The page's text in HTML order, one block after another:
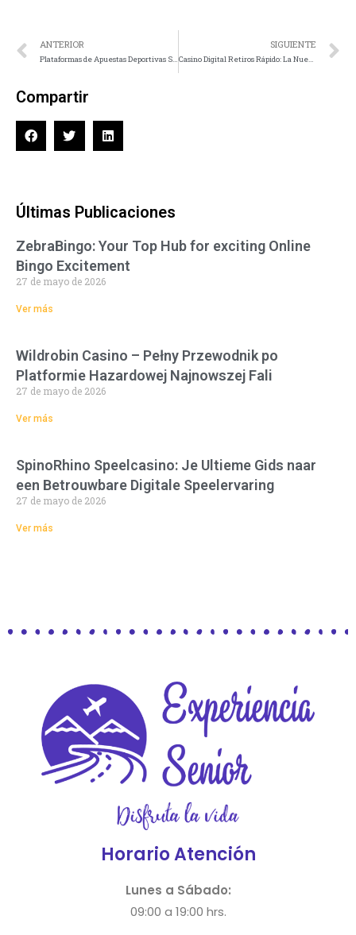
ANTERIOR
Plataformas de Apuestas Deportivas Sin DNI: La Guía Definitiva para Participar con Máxima Privacidad
SIGUIENTE
Casino Digital Retiros Rápido: La Nueva Era del Juego Digital
Compartir
Últimas Publicaciones
ZebraBingo: Your Top Hub for exciting Online
Bingo Excitement
27 de mayo de 2026
Ver más
Wildrobin Casino – Pełny Przewodnik po
Platformie Hazardowej Najnowszej Fali
27 de mayo de 2026
Ver más
SpinoRhino Speelcasino: Je Ultieme Gids naar
een Betrouwbare Digitale Speelervaring
27 de mayo de 2026
Ver más
Horario Atención
Lunes a Sábado:
09:00 a 19:00 hrs.